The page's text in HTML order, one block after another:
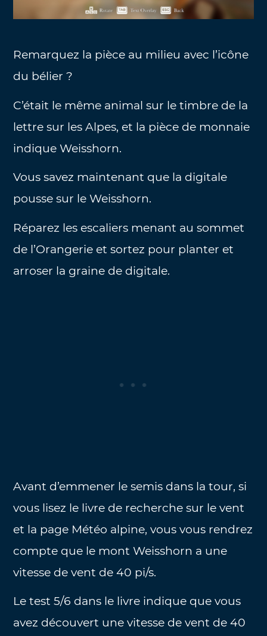
Remarquez la pièce au milieu avec l’icône
du bélier ?
C’était le même animal sur le timbre de la
lettre sur les Alpes, et la pièce de monnaie
indique Weisshorn.
Vous savez maintenant que la digitale
pousse sur le Weisshorn.
Réparez les escaliers menant au sommet
de l’Orangerie et sortez pour planter et
arroser la graine de digitale.
Avant d’emmener le semis dans la tour, si
vous lisez le livre de recherche sur le vent
et la page Météo alpine, vous vous rendrez
compte que le mont Weisshorn a une
vitesse de vent de 40 pi/s.
Le test 5/6 dans le livre indique que vous
avez découvert une vitesse de vent de 40